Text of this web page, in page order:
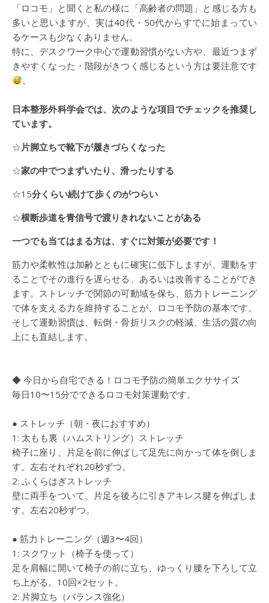
「ロコモ」と聞くと私の様に「高齢者の問題」と感じる方も
多いと思いますが、実は40代・50代からすでに始まってい
るケースも少なくありません。
特に、デスクワーク中心で運動習慣がない方や、最近つまず
きやすくなった・階段がきつく感じるという方は要注意です
。
日本整形外科学会では、次のような項目でチェックを推奨し
ています。
☆片脚立ちで靴下が履きづらくなった
☆家の中でつまずいたり、滑ったりする
☆15分くらい続けて歩くのがつらい
☆横断歩道を青信号で渡りきれないことがある
一つでも当てはまる方は、すぐに対策が必要です！
筋力や柔軟性は加齢とともに確実に低下しますが、運動をす
ることでその進行を遅らせる、あるいは改善することができ
ます。ストレッチで関節の可動域を保ち、筋力トレーニング
で体を支える力を維持することが、ロコモ予防の基本です。
そして運動習慣は、転倒・骨折リスクの軽減、生活の質の向
上にも直結します。
◆ 今日から自宅できる！ロコモ予防の簡単エクササイズ
毎日10〜15分でできるロコモ対策運動です。
● ストレッチ（朝・夜におすすめ）
1: 太もも裏（ハムストリング）ストレッチ
椅子に座り、片足を前に伸ばして足先に向かって体を倒しま
す。左右それぞれ20秒ずつ。
2: ふくらはぎストレッチ
壁に両手をついて、片足を後ろに引きアキレス腱を伸ばしま
す。左右20秒ずつ。
● 筋力トレーニング（週3〜4回）
1: スクワット（椅子を使って）
足を肩幅に開いて椅子の前に立ち、ゆっくり腰を下ろして立
ち上がる。10回×2セット。
2: 片脚立ち（バランス強化）